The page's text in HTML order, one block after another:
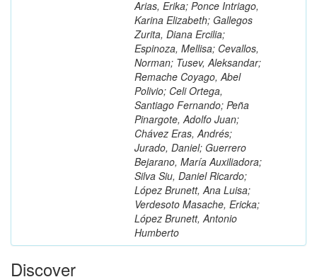
Arias, Erika; Ponce Intriago,
Karina Elizabeth; Gallegos
Zurita, Diana Ercilia;
Espinoza, Mellisa; Cevallos,
Norman; Tusev, Aleksandar;
Remache Coyago, Abel
Polivio; Celi Ortega,
Santiago Fernando; Peña
Pinargote, Adolfo Juan;
Chávez Eras, Andrés;
Jurado, Daniel; Guerrero
Bejarano, María Auxiliadora;
Silva Siu, Daniel Ricardo;
López Brunett, Ana Luisa;
Verdesoto Masache, Ericka;
López Brunett, Antonio
Humberto
Discover